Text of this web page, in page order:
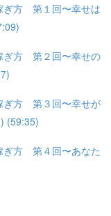
ぎ方 第１回〜幸せは
ぎ方 第２回〜幸せの
ぎ方 第３回〜幸せが
(59:35)
ぎ方 第４回〜あなた